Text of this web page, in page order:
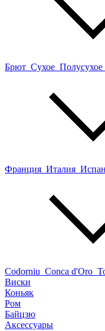
Брют Сухое Полусухое
Франция Италия
Codorniu Conca d'Oro
Виски
Коньяк
Ром
Байцзю
Аксессуары